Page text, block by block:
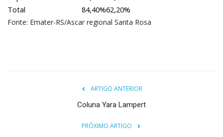
Total
84,40%62,20%
Fonte: Emater-RS/Ascar regional Santa Rosa
ARTIGO ANTERIOR
Coluna Yara Lampert
PRÓXIMO ARTIGO